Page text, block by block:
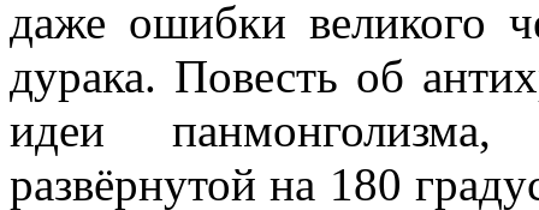
даже ошибки великого
дурака. Повесть об
идеи
развёрнутой на 180